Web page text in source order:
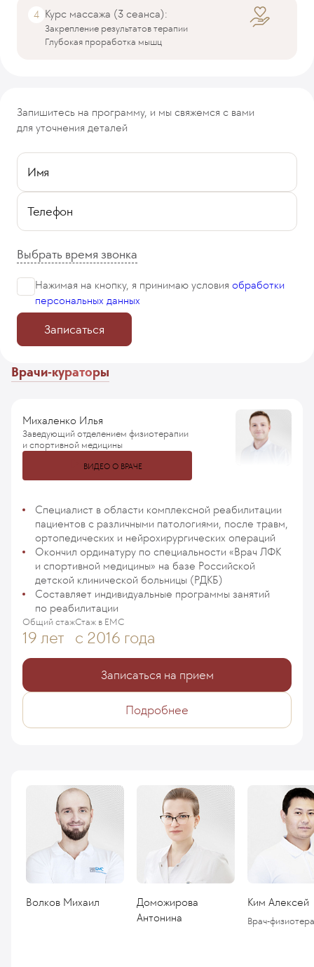
Курс массажа (3 сеанса):
Закрепление результатов терапии
Глубокая проработка мышц
Запишитесь на программу, и мы свяжемся с вами
для уточнения деталей
Имя
Телефон
Выбрать время звонка
Нажимая на кнопку, я принимаю условия обработки
персональных данных
Записаться
Врачи-кураторы
Волков Михаил
Доможирова
Антонина
Ким Алексей
Врач-
Михаленко Илья
Заведующий отделением физиотерапии
и спортивной медицины
ВИДЕО О ВРАЧЕ
Специалист в области комплексной реабилитации
пациентов с различными патологиями, после травм,
ортопедических и нейрохирургических операций
Окончил ординатуру по специальности «Врач ЛФК
и спортивной медицины» на базе Российской
детской клинической больницы (РДКБ)
Составляет индивидуальные программы занятий
по реабилитации
Общий стаж
19 лет
Стаж в ЕМС
с 2016 года
Записаться на прием
Подробнее